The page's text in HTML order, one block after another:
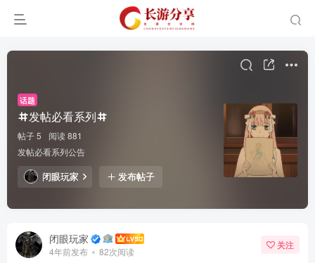
话题
发帖必看系列
帖子 5
阅读 881
发帖必看系列公告
闭眼玩家 发布帖子
闭眼玩家
4年前发布 82次阅读
关注